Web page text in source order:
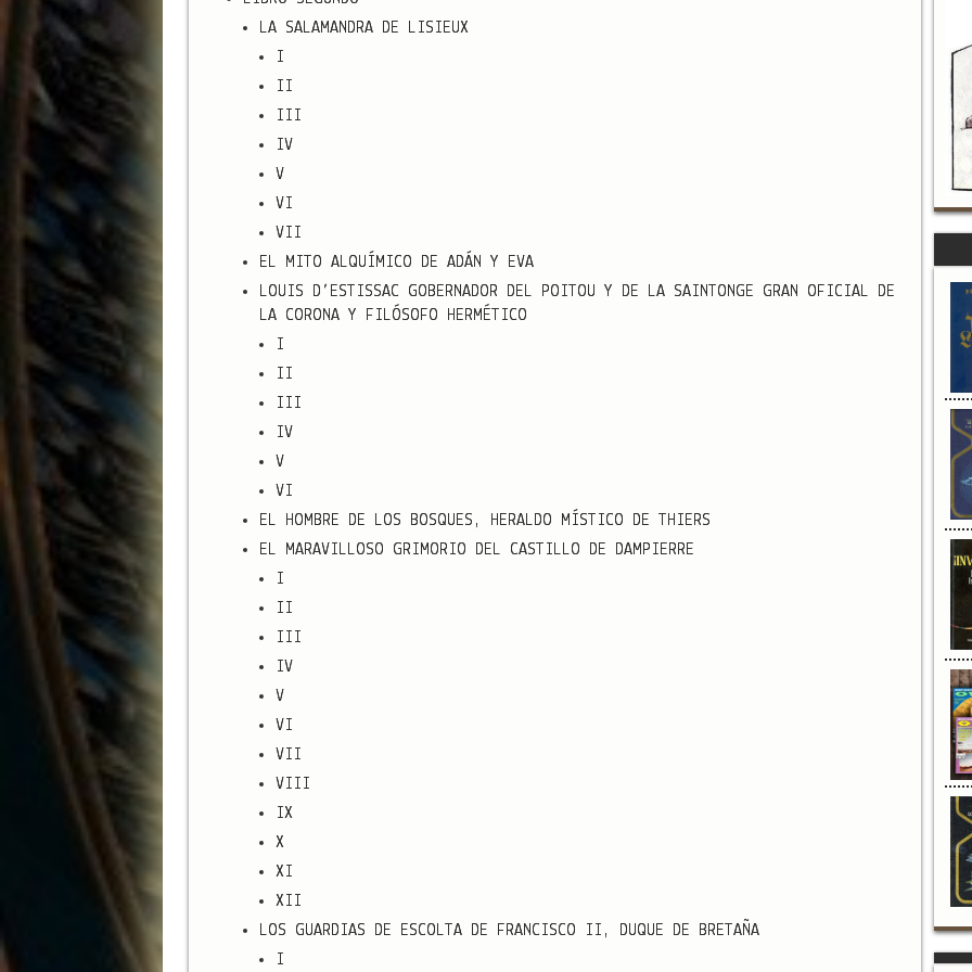
LA SALAMANDRA DE LISIEUX
I
II
III
IV
V
VI
VII
EL MITO ALQUÍMICO DE ADÁN Y EVA
LOUIS D’ESTISSAC GOBERNADOR DEL POITOU Y DE LA SAINTONGE GRAN OFICIAL DE
LA CORONA Y FILÓSOFO HERMÉTICO
I
II
III
IV
V
VI
EL HOMBRE DE LOS BOSQUES, HERALDO MÍSTICO DE THIERS
EL MARAVILLOSO GRIMORIO DEL CASTILLO DE DAMPIERRE
I
II
III
IV
V
VI
VII
VIII
IX
X
XI
XII
LOS GUARDIAS DE ESCOLTA DE FRANCISCO II, DUQUE DE BRETAÑA
I